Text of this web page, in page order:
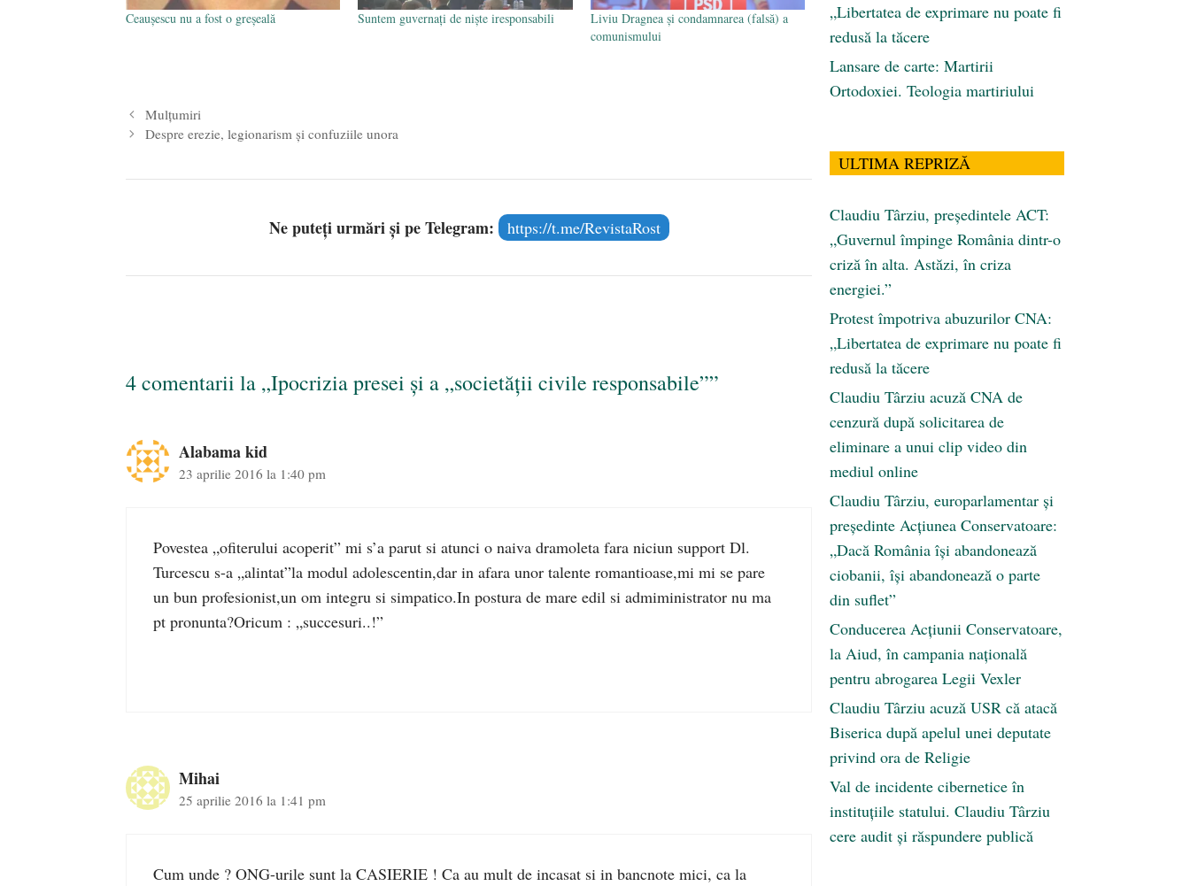
Ceaușescu nu a fost o greșeală Suntem guvernați de niște iresponsabili
Liviu Dragnea și condamnarea (falsă) a
comunismului
Mulțumiri
Despre erezie, legionarism și confuziile unora
Ne puteți urmări și pe Telegram: https://t.me/RevistaRost
4 comentarii la „Ipocrizia presei și a „societății civile responsabile””
Alabama kid
23 aprilie 2016 la 1:40 pm
Povestea „ofiterului acoperit” mi s’a parut si atunci o naiva dramoleta fara niciun support Dl.
Turcescu s-a „alintat”la modul adolescentin,dar in afara unor talente romantioase,mi mi se pare
un bun profesionist,un om integru si simpatico.In postura de mare edil si admiministrator nu ma
pt pronunta?Oricum : „succesuri..!”
Mihai
25 aprilie 2016 la 1:41 pm
Cum unde ? ONG-urile sunt la CASIERIE ! Ca au mult de incasat si in bancnote mici, ca la
„Libertatea de exprimare nu poate fi
redusă la tăcere
Lansare de carte: Martirii
Ortodoxiei. Teologia martiriului
ULTIMA REPRIZĂ
Claudiu Târziu, președintele ACT:
„Guvernul împinge România dintr-o
criză în alta. Astăzi, în criza
energiei.”
Protest împotriva abuzurilor CNA:
„Libertatea de exprimare nu poate fi
redusă la tăcere
Claudiu Târziu acuză CNA de
cenzură după solicitarea de
eliminare a unui clip video din
mediul online
Claudiu Târziu, europarlamentar și
președinte Acțiunea Conservatoare:
„Dacă România își abandonează
ciobanii, își abandonează o parte
din suflet”
Conducerea Acțiunii Conservatoare,
la Aiud, în campania națională
pentru abrogarea Legii Vexler
Claudiu Târziu acuză USR că atacă
Biserica după apelul unei deputate
privind ora de Religie
Val de incidente cibernetice în
instituțiile statului. Claudiu Târziu
cere audit și răspundere publică